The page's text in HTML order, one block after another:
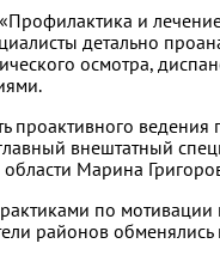
и
детально
осмотра,
проактивного
внештатный
Марина
по мотивации
районов